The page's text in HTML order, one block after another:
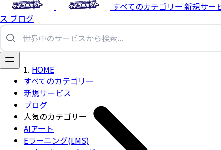
すべてのカテゴリー 新規サー
ス ブログ
すべてのカテゴリー
新規サービス
ブログ
人気のカテゴリー
AIアート
Eラーニング(LMS)
HOME